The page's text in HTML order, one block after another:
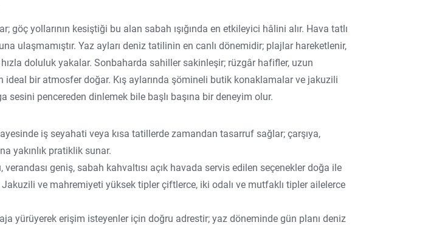
göç yollarının kesiştiği bu alan sabah ışığında en etkileyici hâlini alır. Hava tatlı
ulaşmamıştır. Yaz ayları deniz tatilinin en canlı dönemidir; plajlar hareketlenir,
doluluk yakalar. Sonbaharda sahiller sakinleşir; rüzgâr hafifler, uzun
ideal bir atmosfer doğar. Kış aylarında şömineli butik konaklamalar ve jakuzili
sesini pencereden dinlemek bile başlı başına bir deneyim olur.
iş seyahati veya kısa tatillerde zamandan tasarruf sağlar; çarşıya,
yakınlık pratiklik sunar.
verandası geniş, sabah kahvaltısı açık havada servis edilen seçenekler doğa ile
ve mahremiyeti yüksek tipler çiftlerce, iki odalı ve mutfaklı tipler ailelerce
yürüyerek erişim isteyenler için doğru adrestir; yaz döneminde gün planı deniz